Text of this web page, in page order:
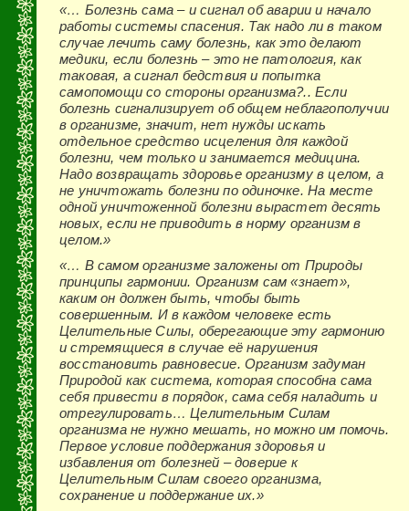
«… Болезнь сама – и сигнал об аварии и начало
работы системы спасения. Так надо ли в таком
случае лечить саму болезнь, как это делают
медики, если болезнь – это не патология, как
таковая, а сигнал бедствия и попытка
самопомощи со стороны организма?.. Если
болезнь сигнализирует об общем неблагополучии
в организме, значит, нет нужды искать
отдельное средство исцеления для каждой
болезни, чем только и занимается медицина.
Надо возвращать здоровье организму в целом, а
не уничтожать болезни по одиночке. На месте
одной уничтоженной болезни вырастет десять
новых, если не приводить в норму организм в
целом.»
«… В самом организме заложены от Природы
принципы гармонии. Организм сам «знает»,
каким он должен быть, чтобы быть
совершенным. И в каждом человеке есть
Целительные Силы, оберегающие эту гармонию
и стремящиеся в случае её нарушения
восстановить равновесие. Организм задуман
Природой как система, которая способна сама
себя привести в порядок, сама себя наладить и
отрегулировать… Целительным Силам
организма не нужно мешать, но можно им помочь.
Первое условие поддержания здоровья и
избавления от болезней – доверие к
Целительным Силам своего организма,
сохранение и поддержание их.»